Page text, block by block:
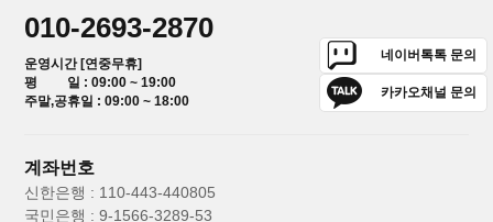
010-2693-2870
운영시간 [연중무휴]
평 일 : 09:00 ~ 19:00
주말,공휴일 : 09:00 ~ 18:00
네이버톡톡 문의
카카오채널 문의
계좌번호
신한은행 : 110-443-440805
국민은행 : 9-1566-3289-53